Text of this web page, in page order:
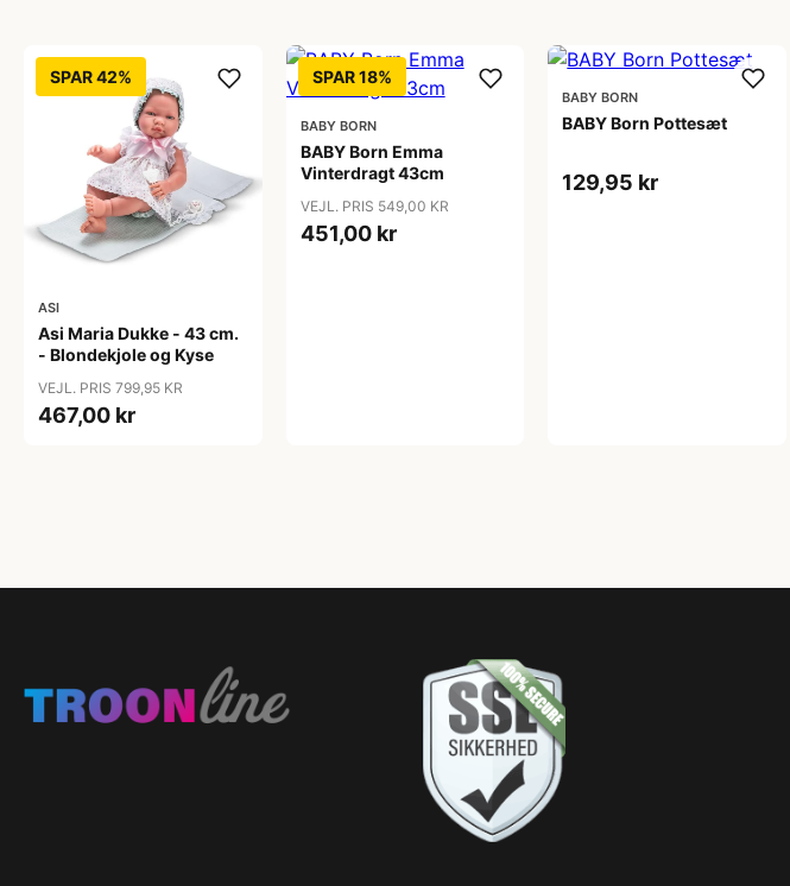
SPAR 42%
ASI
Asi Maria Dukke - 43 cm.
- Blondekjole og Kyse
VEJL. PRIS 799,95 KR
467,00 kr
SPAR 18%
BABY BORN
BABY Born Emma
Vinterdragt 43cm
VEJL. PRIS 549,00 KR
451,00 kr
BABY BORN
BABY Born Pottesæt
129,95 kr